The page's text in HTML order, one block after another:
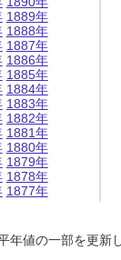
1889年
1888年
1887年
1886年
1885年
1884年
1883年
1882年
1881年
1880年
1879年
1878年
1877年
年値の一部を更新